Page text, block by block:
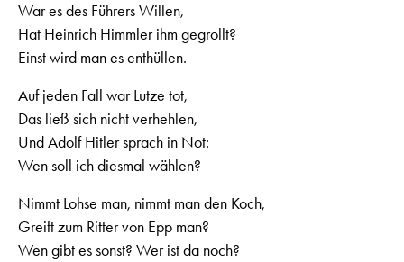
War es des Führers Willen,
Hat Heinrich Himmler ihm gegrollt?
Einst wird man es enthüllen.
Auf jeden Fall war Lutze tot,
Das ließ sich nicht verhehlen,
Und Adolf Hitler sprach in Not:
Wen soll ich diesmal wählen?
Nimmt Lohse man, nimmt man den Koch,
Greift zum Ritter von Epp man?
Wen gibt es sonst? Wer ist da noch?